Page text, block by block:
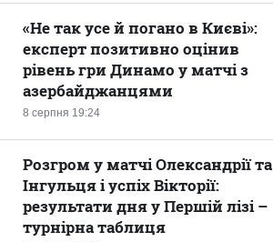
8 серпня 19:24
«Не так усе й погано в Києві»:
експерт позитивно оцінив
рівень гри Динамо у матчі з
азербайджанцями
Розгром у матчі Олександрії та
Інгульця і успіх Вікторії:
результати дня у Першій лізі –
турнірна таблиця